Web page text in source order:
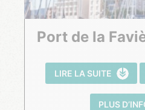
Port de la
LIRE LA SUITE
PLUS